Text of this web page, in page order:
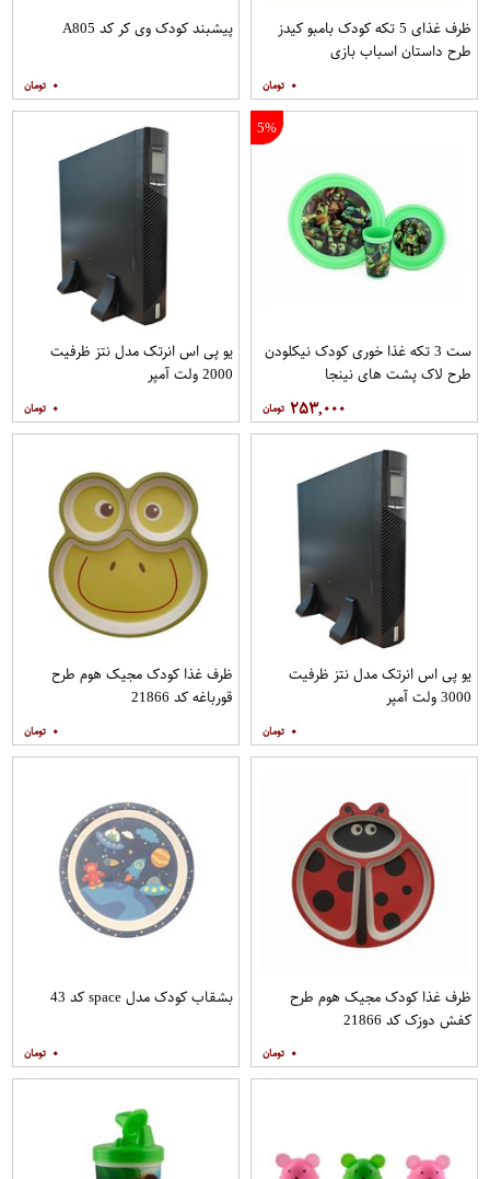
ظرف غذای 5 تکه کودک بامبو کیدز
طرح داستان اسباب بازی
۰
پیشبند کودک وی کر کد A805
۰
5%
ست 3 تکه غذا خوری کودک نیکلودن
طرح لاک پشت های نینجا
۲۵۳,۰۰۰
یو پی اس انرتک مدل نتز ظرفیت
2000 ولت آمپر
۰
یو پی اس انرتک مدل نتز ظرفیت
3000 ولت آمپر
۰
ظرف غذا کودک مجیک هوم طرح
قورباغه کد 21866
۰
ظرف غذا کودک مجیک هوم طرح
کفش دوزک کد 21866
۰
بشقاب کودک مدل space کد 43
۰